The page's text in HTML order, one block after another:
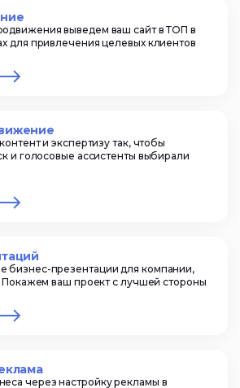
выведем ваш сайт в ТОП в
для привлечения целевых клиентов
и экспертизу так, чтобы
и голосовые ассистенты выбирали
бизнес-презентации для компании,
Покажем ваш проект с лучшей стороны
через настройку рекламы в